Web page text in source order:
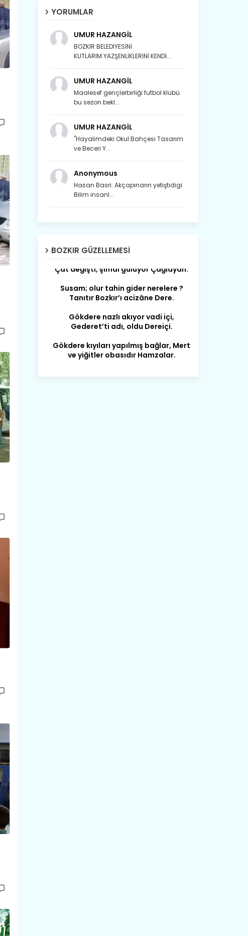
YORUMLAR
UMUR HAZANGİL
BOZKIR BELEDİYESİNİ
KUTLARIM.YAZŞENLİKLERİNİ KENDİ...
UMUR HAZANGİL
Maalesef gençlerbirliği futbol klubü
bu sezon bekl...
UMUR HAZANGİL
"Hayalimdeki Okul Bahçesi Tasarım
ve Beceri Y...
Anonymous
Hasan Basri: Akçapınarın yetiştidigi
Bilim insanl...
BOZKIR GÜZELLEMESI
Son yıllarda orda yok artık ağlayan,
Susam; olur tahin gider nerelere ?
Gederet’ti adı, oldu Dereiçi.
ve yiğitler obasıdır Hamzalar.
Meyre değişerek olmuş Harmanpınar.